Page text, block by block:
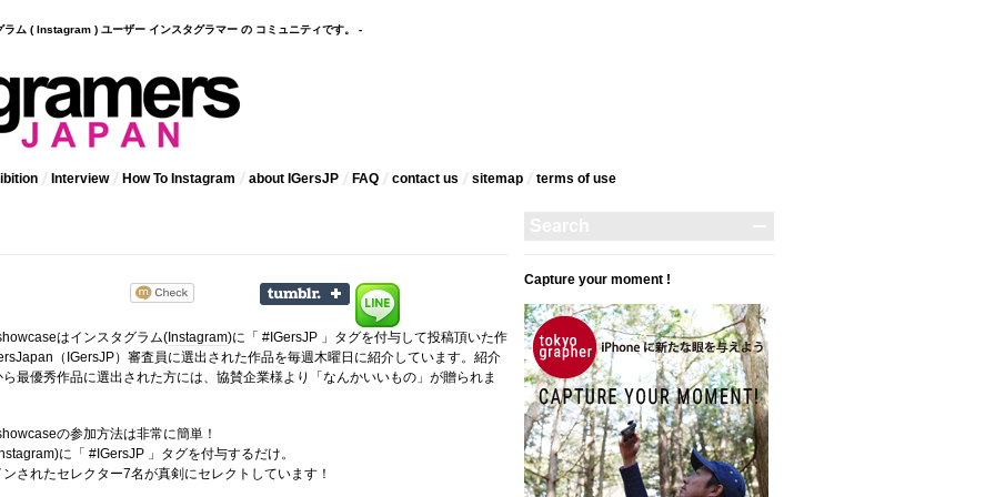
ム ( Instagram ) ユーザー インスタグラマー の コミュニティです。 -
Interview How To Instagram about IGersJP FAQ contact us sitemap terms‎ of use
はインスタグラム(Instagram)に「 #IGersJP 」タグを付与して投稿頂いた作
（IGersJP）審査員に選出された作品を毎週木曜日に紹介しています。紹介
最優秀作品に選出された方には、協賛企業様より「なんかいいもの」が贈られま
の参加方法は非常に簡単！
に「 #IGersJP 」タグを付与するだけ。
されたセレクター7名が真剣にセレクトしています！
Capture your moment !